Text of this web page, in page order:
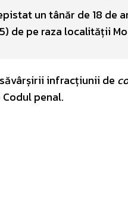
un tânăr de 18 de
de pe raza localității
infracțiunii de
penal.